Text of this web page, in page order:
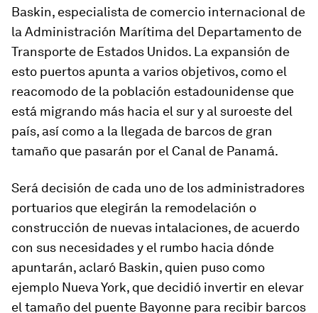
Baskin, especialista de comercio internacional de
la Administración Marítima del Departamento de
Transporte de Estados Unidos. La expansión de
esto puertos apunta a varios objetivos, como el
reacomodo de la población estadounidense que
está migrando más hacia el sur y al suroeste del
país, así como a la llegada de barcos de gran
tamaño que pasarán por el Canal de Panamá.
Será decisión de cada uno de los administradores
portuarios que elegirán la remodelación o
construcción de nuevas intalaciones, de acuerdo
con sus necesidades y el rumbo hacia dónde
apuntarán, aclaró Baskin, quien puso como
ejemplo Nueva York, que decidió invertir en elevar
el tamaño del puente Bayonne para recibir barcos